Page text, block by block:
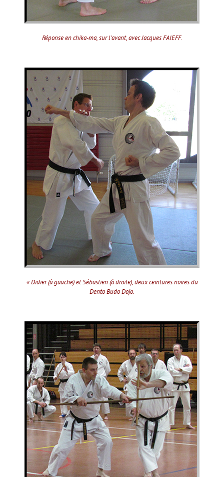
Réponse en chika-ma, sur l'avant, avec Jacques FAIEFF.
« Didier (à gauche) et Sébastien (à droite), deux ceintures noires du
Dento Budo Dojo.